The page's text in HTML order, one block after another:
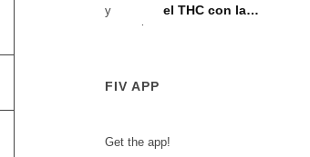
el THC con la
FIV APP
Get the app!